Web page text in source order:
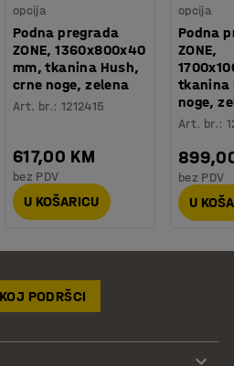
opcija
Podna pregrada
ZONE, 1360x800x40
mm, tkanina Hush,
crne noge, zelena
Art. br.: 1212415
617,00 KM
bez PDV
U KOŠARICU
opcija
Podna
ZONE,
tkanina
noge,
Art. br.:
bez PDV
U
PODRŠCI